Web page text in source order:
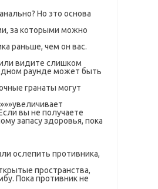
Но это основа
за которыми можно
раньше, чем он вас.
видите слишком
раунде может быть
гранаты могут
Если вы не получаете
запасу здоровья, пока
ослепить противника,
пространства,
Пока противник не